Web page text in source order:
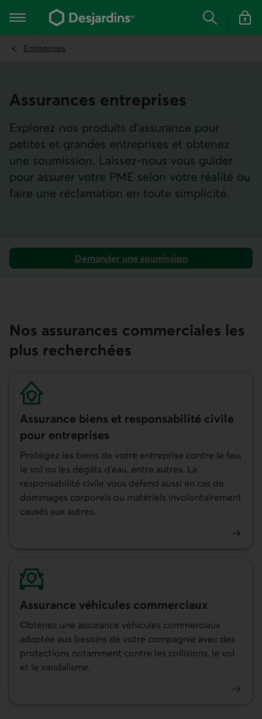
contenu
Menu principal Rechercher
Se
Entreprises
Assurances entreprises
Explorez nos produits d’assurance pour
petites et grandes entreprises et obtenez
une soumission. Laissez-nous vous guider
pour assurer votre PME selon votre réalité ou
faire une réclamation en toute simplicité.
Demander une soumission
Nos assurances commerciales les
plus recherchées
Assurance biens et responsabilité civile
pour entreprises
Protégez les biens de votre entreprise contre le feu,
le vol ou les dégâts d'eau, entre autres. La
responsabilité civile vous défend aussi en cas de
dommages corporels ou matériels involontairement
causés aux autres.
Assurance véhicules commerciaux
Obtenez une assurance véhicules commerciaux
adaptée aux besoins de votre compagnie avec des
protections notamment contre les collisions, le vol
et le vandalisme.